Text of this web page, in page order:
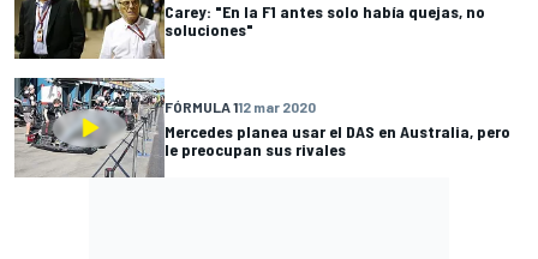
Carey: "En la F1 antes solo había quejas, no
soluciones"
FÓRMULA 112 mar 2020
Mercedes planea usar el DAS en Australia, pero
le preocupan sus rivales